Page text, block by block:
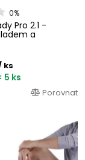
0%
Pro 2.1 -
a
ks
5 ks
Porovnat